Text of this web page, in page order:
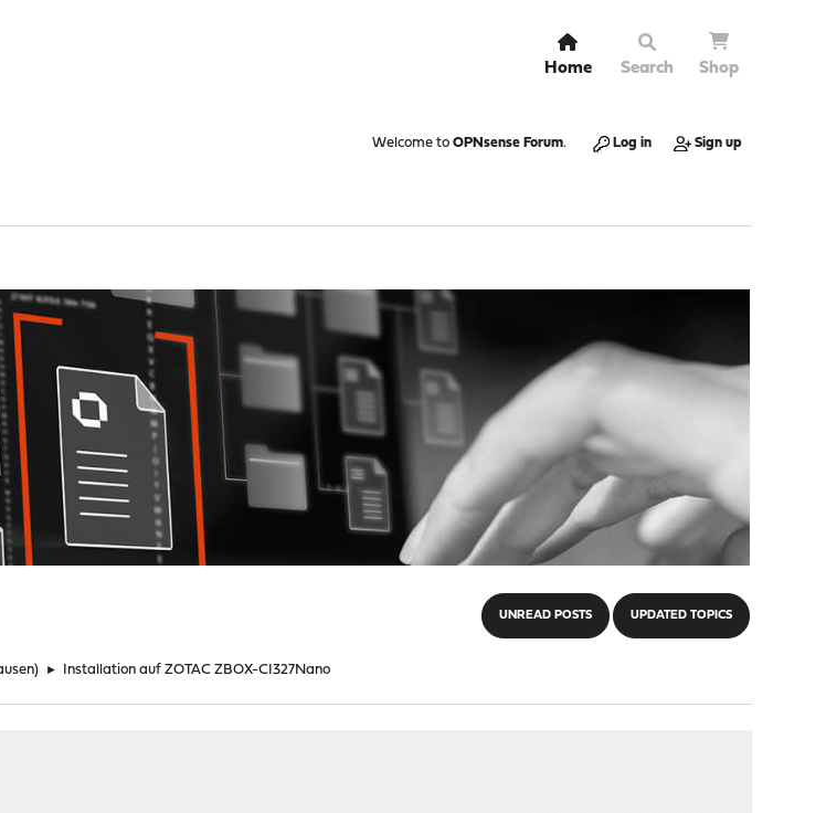
Home Search Shop
Welcome to OPNsense Forum. Log in Sign up
UNREAD POSTS UPDATED TOPICS
) ► Installation auf ZOTAC ZBOX-CI327Nano